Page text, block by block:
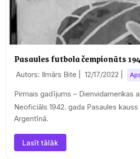
Pasaules futbola čempionāts
Autors: Ilmārs Bite | 12/17/2022
Pirmais gadījums – Dienvidamerikas
Neoficiāls 1942. gada Pasaules
Argentīnā.
Lasīt tālāk